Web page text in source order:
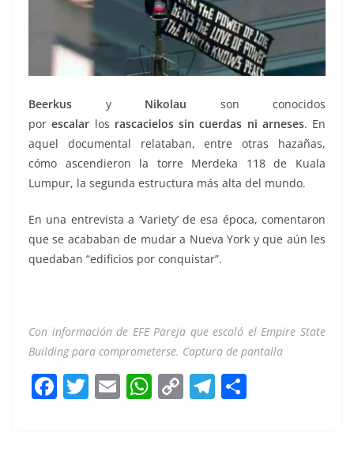
Beerkus y Nikolau son conocidos
porescalar los rascacielos sin cuerdas ni arneses. En
aquel documental relataban, entre otras hazañas,
cómo ascendieron la torre Merdeka 118 de Kuala
Lumpur, la segunda estructura más alta del mundo.
En una entrevista a ‘Variety’ de esa época, comentaron
que se acababan de mudar a Nueva York y que aún les
quedaban “edificios por conquistar”.
Con información de EFE Pareja que escaló el Empire State
Building para comprometerse. Captura de pantalla
F T E W C T